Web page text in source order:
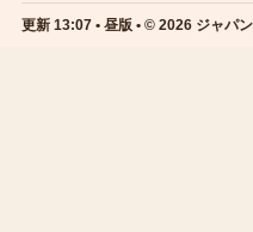
更新 13:07 • 昼版 • © 2026 ジャパ